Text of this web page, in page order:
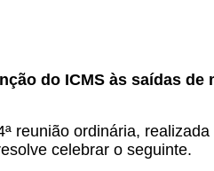
do ICMS às saídas
reunião ordinária,
celebrar o seguinte.